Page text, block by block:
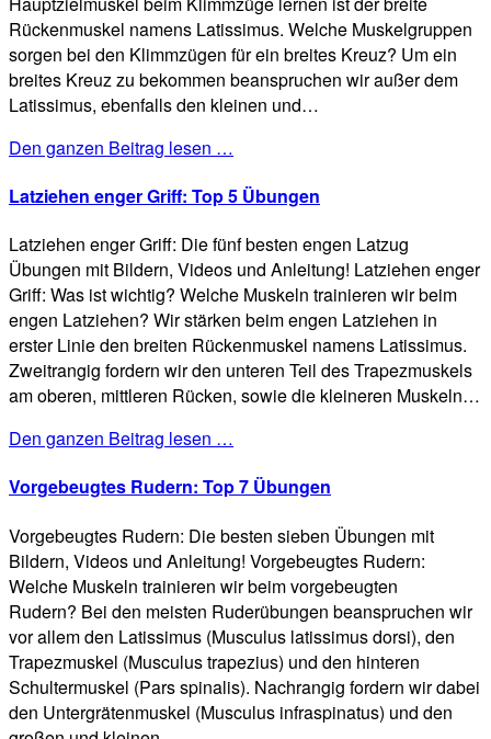
Rückenmuskel namens Latissimus. Welche Muskelgruppen
sorgen bei den Klimmzügen für ein breites Kreuz? Um ein
breites Kreuz zu bekommen beanspruchen wir außer dem
Latissimus, ebenfalls den kleinen und…
Den ganzen Beitrag lesen …
Latziehen enger Griff: Top 5 Übungen
Latziehen enger Griff: Die fünf besten engen Latzug
Übungen mit Bildern, Videos und Anleitung! Latziehen enger
Griff: Was ist wichtig? Welche Muskeln trainieren wir beim
engen Latziehen? Wir stärken beim engen Latziehen in
erster Linie den breiten Rückenmuskel namens Latissimus.
Zweitrangig fordern wir den unteren Teil des Trapezmuskels
am oberen, mittleren Rücken, sowie die kleineren Muskeln…
Den ganzen Beitrag lesen …
Vorgebeugtes Rudern: Top 7 Übungen
Vorgebeugtes Rudern: Die besten sieben Übungen mit
Bildern, Videos und Anleitung! Vorgebeugtes Rudern:
Welche Muskeln trainieren wir beim vorgebeugten
Rudern? Bei den meisten Ruderübungen beanspruchen wir
vor allem den Latissimus (Musculus latissimus dorsi), den
Trapezmuskel (Musculus trapezius) und den hinteren
Schultermuskel (Pars spinalis). Nachrangig fordern wir dabei
den Untergrätenmuskel (Musculus infraspinatus) und den